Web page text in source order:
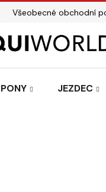
Všeobecné obchodní
PONY JEZDEC